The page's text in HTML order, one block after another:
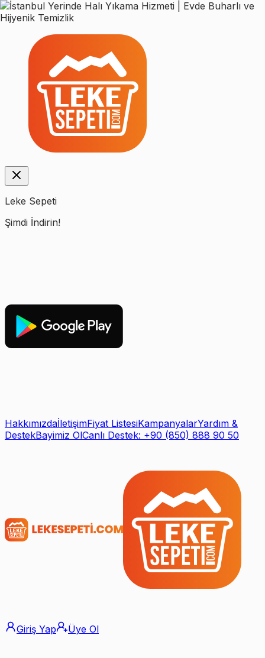
Leke Sepeti
Şimdi İndirin!
HakkımızdaİletişimFiyat ListesiKampanyalarYardım &
DestekBayimiz OlCanlı Destek: +90 (850) 888 90 50
Giriş Yap Üye Ol